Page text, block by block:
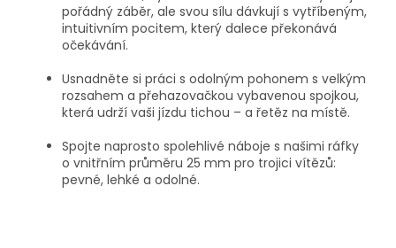
pořádný záběr, ale svou sílu dávkují s vytříbeným,
intuitivním pocitem, který dalece překonává
očekávání.
Usnadněte si práci s odolným pohonem s velkým
rozsahem a přehazovačkou vybavenou spojkou,
která udrží vaši jízdu tichou – a řetěz na místě.
Spojte naprosto spolehlivé náboje s našimi ráfky
o vnitřním průměru 25 mm pro trojici vítězů:
pevné, lehké a odolné.